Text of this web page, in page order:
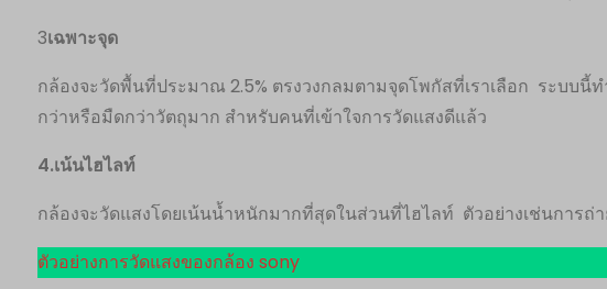
3เฉพาะจุด
กล้องจะวัดพื้นที่ประมาณ 2.5% ตรงวงกลมตามจุดโพกัสที่เราเลือก ระบบนี้
กว่าหรือมืดกว่าวัตถุมาก สำหรับคนที่เข้าใจการวัดแสงดีแล้ว
4.เน้นไฮไลท์
กล้องจะวัดแสงโดยเน้นน้ำหนักมากที่สุดในส่วนที่ไฮไลท์ ตัวอย่างเช่นการถ่
ตัวอย่างการวัดแสงของกล้อง sony